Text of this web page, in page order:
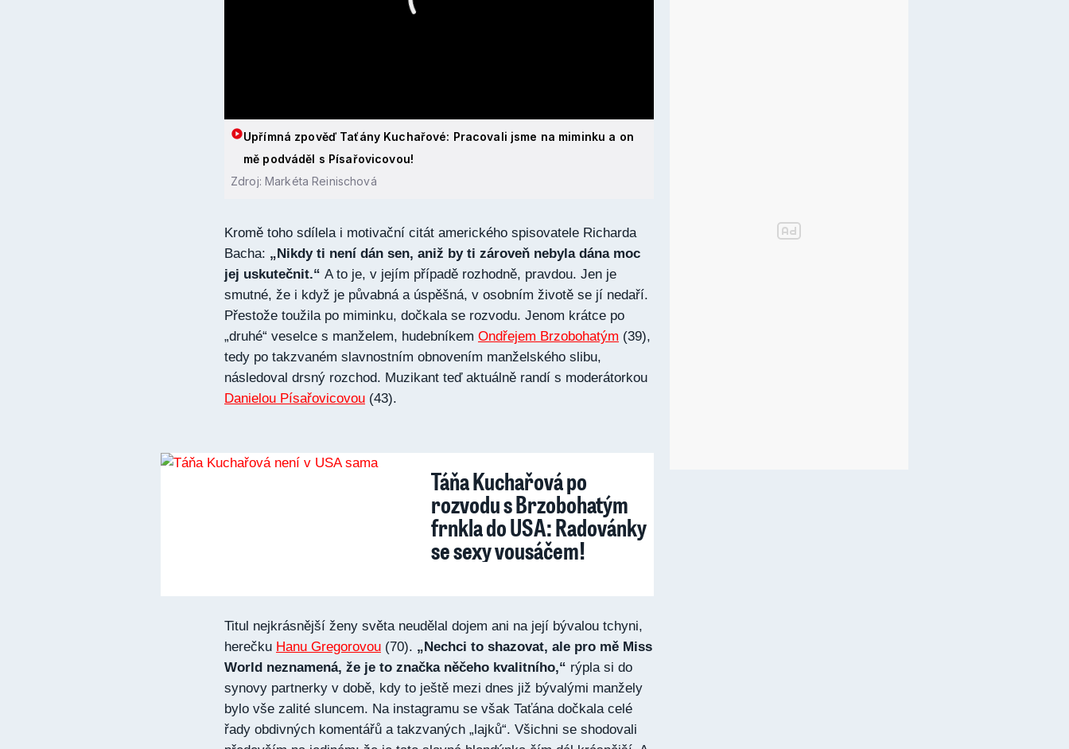
Upřímná zpověď Taťány Kuchařové: Pracovali jsme na miminku a on
mě podváděl s Písařovicovou!
Zdroj: Markéta Reinischová
Kromě toho sdílela i motivační citát amerického spisovatele Richarda
Bacha: „Nikdy ti není dán sen, aniž by ti zároveň nebyla dána moc
jej uskutečnit.“ A to je, v jejím případě rozhodně, pravdou. Jen je
smutné, že i když je půvabná a úspěšná, v osobním životě se jí nedaří.
Přestože toužila po miminku, dočkala se rozvodu. Jenom krátce po
„druhé“ veselce s manželem, hudebníkem Ondřejem Brzobohatým (39),
tedy po takzvaném slavnostním obnovením manželského slibu,
následoval drsný rozchod. Muzikant teď aktuálně randí s moderátorkou
Danielou Písařovicovou (43).
Táňa Kuchařová po
rozvodu s Brzobohatým
frnkla do USA: Radovánky
se sexy vousáčem!
Titul nejkrásnější ženy světa neudělal dojem ani na její bývalou tchyni,
herečku Hanu Gregorovou (70). „Nechci to shazovat, ale pro mě Miss
World neznamená, že je to značka něčeho kvalitního,“ rýpla si do
synovy partnerky v době, kdy to ještě mezi dnes již bývalými manžely
bylo vše zalité sluncem. Na instagramu se však Taťána dočkala celé
řady obdivných komentářů a takzvaných „lajků“. Všichni se shodovali